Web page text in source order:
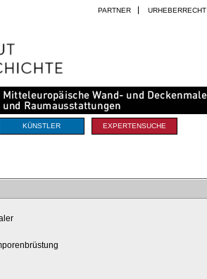
PARTNER URHEBERRECHT
KÜNSTLER EXPERTENSUCHE